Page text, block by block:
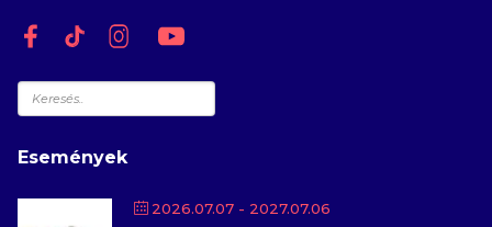
Keresés
Események
2026.07.07 - 2027.07.06